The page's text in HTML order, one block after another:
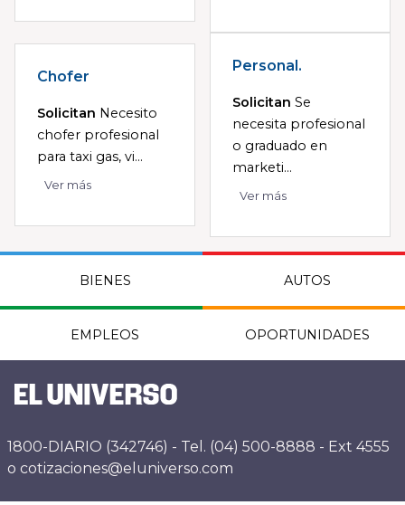
Chofer
Solicitan Necesito
chofer profesional
para taxi gas, vi...
Ver más
Personal.
Solicitan Se
necesita profesional
o graduado en
marketi...
Ver más
BIENES AUTOS
EMPLEOS OPORTUNIDADES
1800-DIARIO (342746) - Tel. (04) 500-8888 - Ext 4555
o cotizaciones@eluniverso.com